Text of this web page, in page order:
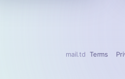
Terms